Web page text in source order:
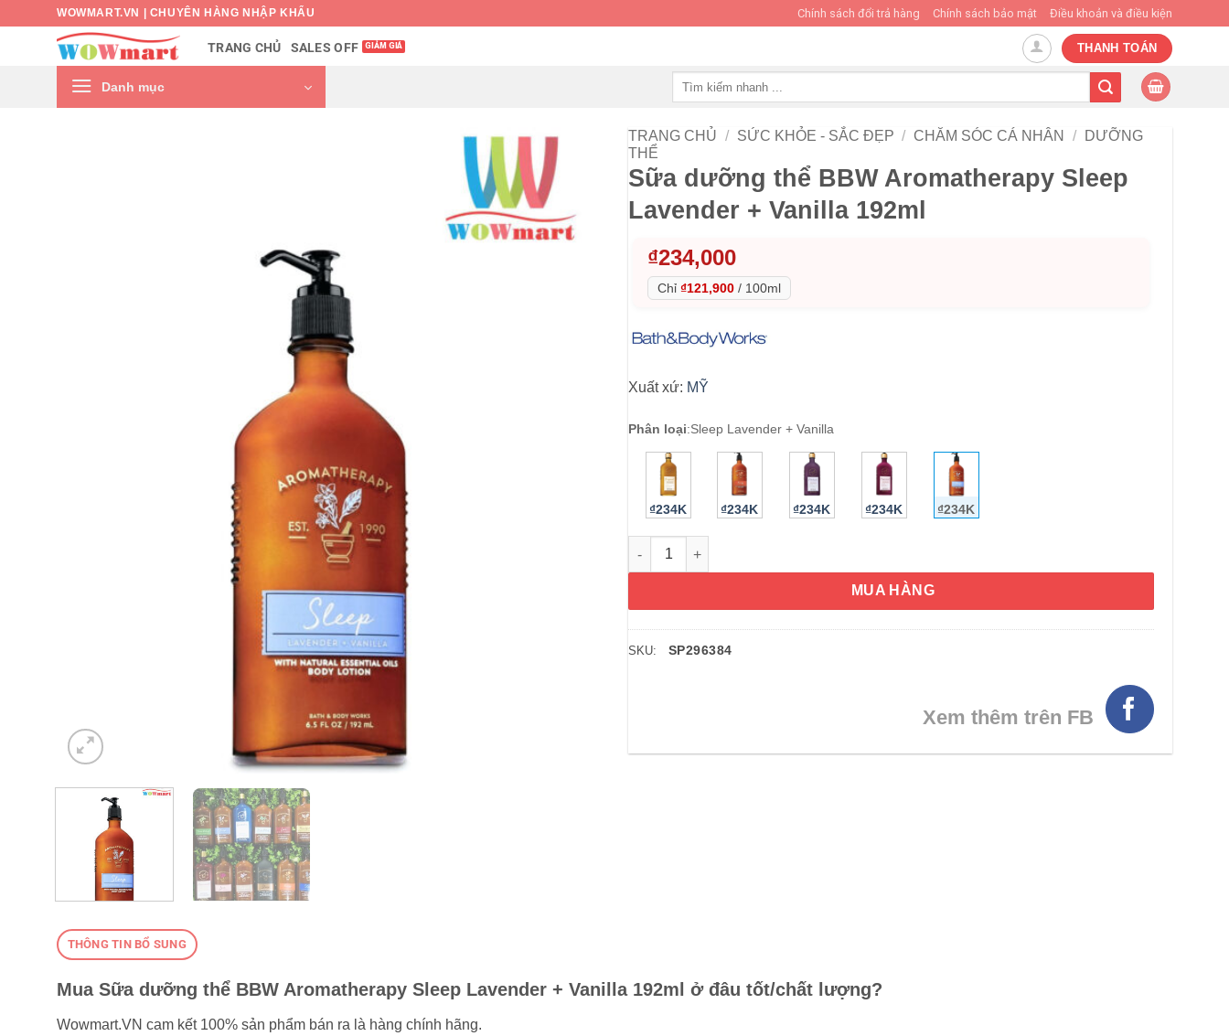
WOWMART.VN | CHUYÊN HÀNG NHẬP KHẨU Chính sách đổi trả hàng Chính sách bảo mật Điều khoản và điều kiện
TRANG CHỦ SALES OFF THANH TOÁN
Danh mục
TRANG CHỦ / SỨC KHỎE - SẮC ĐẸP / CHĂM SÓC CÁ NHÂN /
DƯỠNG
THỂ
Sữa dưỡng thể BBW Aromatherapy Sleep
Lavender + Vanilla 192ml
₫234,000
Chỉ ₫121,900 / 100ml
Xuất xứ: MỸ
Phân loại:Sleep Lavender + Vanilla
₫234K ₫234K ₫234K ₫234K ₫234K
Sữa dưỡng thể BBW Aromatherapy Sleep Lavender + Vanilla 192ml số lượng
MUA HÀNG
SKU: SP296384
Xem thêm trên FB
THÔNG TIN BỔ SUNG
Mua Sữa dưỡng thể BBW Aromatherapy Sleep Lavender + Vanilla 192ml ở đâu tốt/chất lượng?
Wowmart.VN cam kết 100% sản phẩm bán ra là hàng chính hãng.